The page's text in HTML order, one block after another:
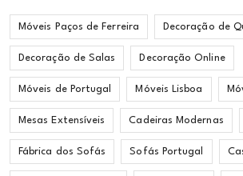
Móveis Paços de Ferreira Decoração de
Decoração de Salas Decoração Online
Móveis de Portugal Móveis Lisboa
Mesas Extensíveis Cadeiras Modernas
Fábrica dos Sofás Sofás Portugal